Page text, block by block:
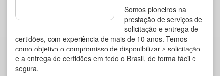
Somos pioneiros na
prestação de serviços de
solicitação e entrega de
certidões, com experiência de mais de 10 anos. Temos
como objetivo o compromisso de disponibilizar a solicitação
e a entrega de certidões em todo o Brasil, de forma fácil e
segura.